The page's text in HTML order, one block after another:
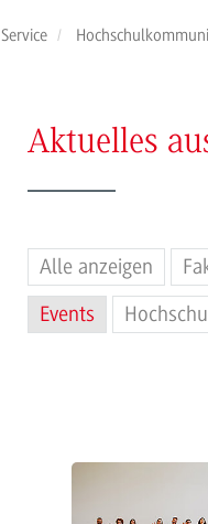
Service
Aktuelles
Alle anzeigen
Events